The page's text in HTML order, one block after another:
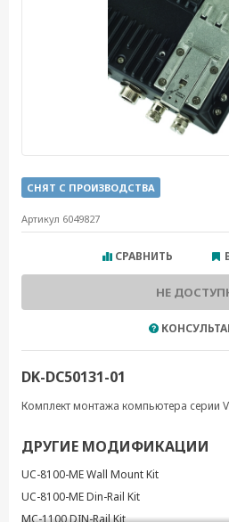
СНЯТ С ПРОИЗВОДСТВА
Артикул 6049827
СРАВНИТЬ
НЕ
DK-DC50131-01
Комплект монтажа компьютера серии
ДРУГИЕ МОДИФИКАЦИИ
UC-8100-ME Wall Mount Kit
UC-8100-ME Din-Rail Kit
MC-1100 DIN-Rail Kit